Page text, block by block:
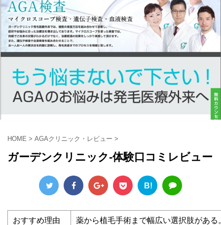
HOME > AGAクリニック・レビュー >
ガーデンクリニック-体験口コミレビュー
B!
おすすめ理由 薬から植毛手術まで幅広い選択肢がある